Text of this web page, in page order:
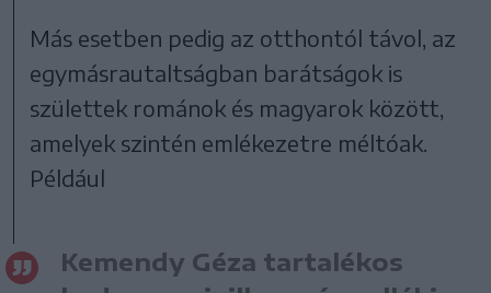
Más esetben pedig az otthontól távol, az
egymásrautaltságban barátságok is
születtek románok és magyarok között,
amelyek szintén emlékezetre méltóak.
Például
Kemendy Géza tartalékos